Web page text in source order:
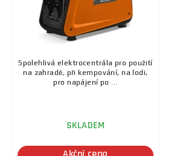
Spolehlivá elektrocentrála pro použití
na zahradě, při kempování, na lodi,
pro napájení po ...
SKLADEM